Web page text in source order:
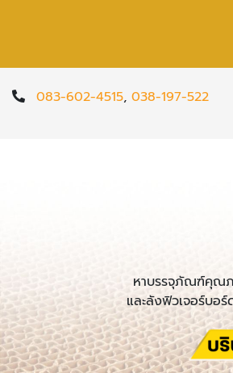
083-602-4515, 038-197-522
หาบรรจุภัณฑ์คุณภ
และลังฟิวเจอร์บอ